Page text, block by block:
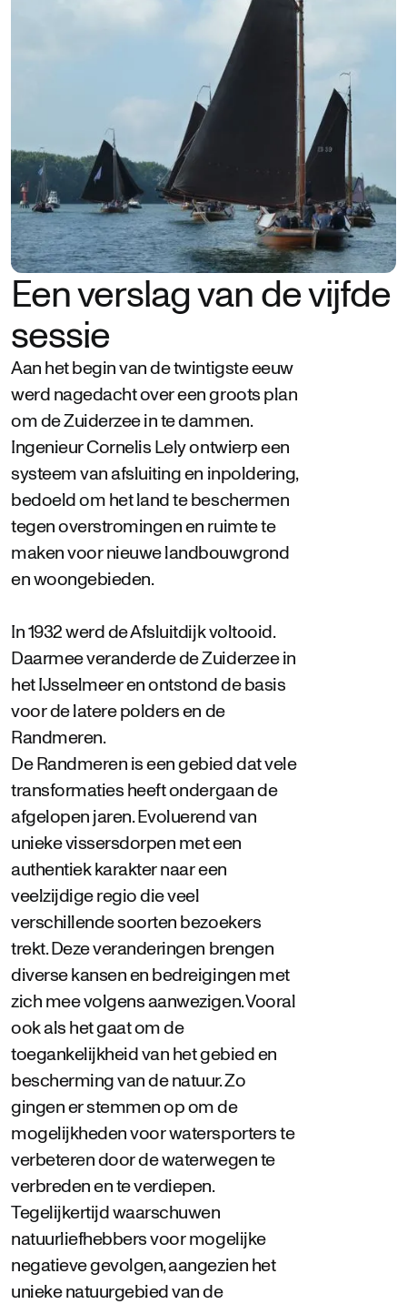
Een verslag van de vijfde
sessie
Aan het begin van de twintigste eeuw
werd nagedacht over een groots plan
om de Zuiderzee in te dammen.
Ingenieur Cornelis Lely ontwierp een
systeem van afsluiting en inpoldering,
bedoeld om het land te beschermen
tegen overstromingen en ruimte te
maken voor nieuwe landbouwgrond
en woongebieden.
In 1932 werd de Afsluitdijk voltooid.
Daarmee veranderde de Zuiderzee in
het IJsselmeer en ontstond de basis
voor de latere polders en de
Randmeren.
De Randmeren is een gebied dat vele
transformaties heeft ondergaan de
afgelopen jaren. Evoluerend van
unieke vissersdorpen met een
authentiek karakter naar een
veelzijdige regio die veel
verschillende soorten bezoekers
trekt. Deze veranderingen brengen
diverse kansen en bedreigingen met
zich mee volgens aanwezigen. Vooral
ook als het gaat om de
toegankelijkheid van het gebied en
bescherming van de natuur. Zo
gingen er stemmen op om de
mogelijkheden voor watersporters te
verbeteren door de waterwegen te
verbreden en te verdiepen.
Tegelijkertijd waarschuwen
natuurliefhebbers voor mogelijke
negatieve gevolgen, aangezien het
unieke natuurgebied van de